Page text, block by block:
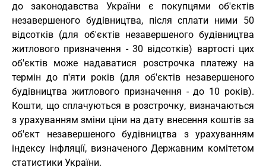
до законодавства України є покупцями об'єктів
незавершеного будівництва, після сплати ними 50
відсотків (для об'єктів незавершеного будівництва
житлового призначення - 30 відсотків) вартості цих
об'єктів може надаватися розстрочка платежу на
термін до п'яти років (для об'єктів незавершеного
будівництва житлового призначення - до 10 років).
Кошти, що сплачуються в розстрочку, визначаються
з урахуванням зміни ціни на дату внесення коштів за
об'єкт незавершеного будівництва з урахуванням
індексу інфляції, визначеного Державним комітетом
статистики України.